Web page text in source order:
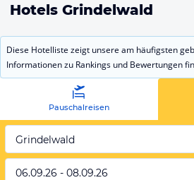
Hotels Grindelwald
Diese Hotelliste zeigt unsere am häufigsten
Informationen zu Rankings und Bewertungen
Pauschalreisen
Grindelwald
06.09.26 - 08.09.26